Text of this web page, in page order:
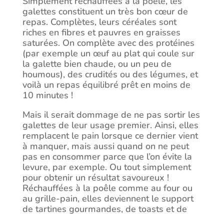
galettes constituent un très bon cœur de
repas. Complètes, leurs céréales sont
riches en fibres et pauvres en graisses
saturées. On complète avec des protéines
(par exemple un œuf au plat qui coule sur
la galette bien chaude, ou un peu de
houmous), des crudités ou des légumes, et
voilà un repas équilibré prêt en moins de
10 minutes !
Mais il serait dommage de ne pas sortir les
galettes de leur usage premier. Ainsi, elles
remplacent le pain lorsque ce dernier vient
à manquer, mais aussi quand on ne peut
pas en consommer parce que l’on évite la
levure, par exemple. Ou tout simplement
pour obtenir un résultat savoureux !
Réchauffées à la poêle comme au four ou
au grille-pain, elles deviennent le support
de tartines gourmandes, de toasts et de